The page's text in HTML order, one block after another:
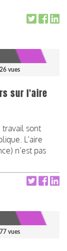
| 26 vues
sur l'aire
travail sont
L’aire
n’est pas
| 77 vues